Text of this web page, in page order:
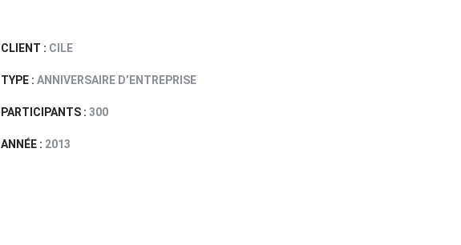
CLIENT : CILE
TYPE : ANNIVERSAIRE D’ENTREPRISE
PARTICIPANTS : 300
ANNÉE : 2013